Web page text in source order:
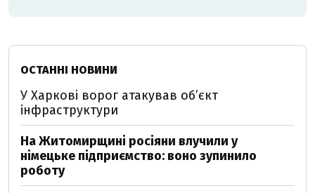
ОСТАННІ НОВИНИ
У Харкові ворог атакував обʼєкт
інфраструктури
На Житомирщині росіяни влучили у
німецьке підприємство: воно зупинило
роботу